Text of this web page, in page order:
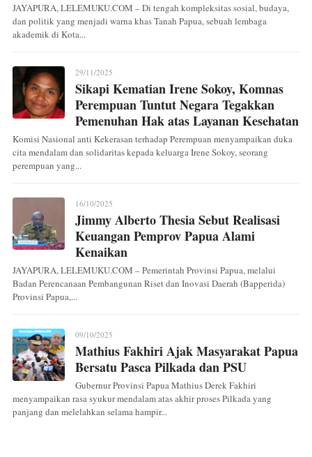
JAYAPURA, LELEMUKU.COM – Di tengah kompleksitas sosial, budaya,
dan politik yang menjadi warna khas Tanah Papua, sebuah lembaga
akademik di Kota...
29/11/2025
Sikapi Kematian Irene Sokoy, Komnas
Perempuan Tuntut Negara Tegakkan
Pemenuhan Hak atas Layanan Kesehatan
Komisi Nasional anti Kekerasan terhadap Perempuan menyampaikan duka
cita mendalam dan solidaritas kepada keluarga Irene Sokoy, seorang
perempuan yang...
16/10/2025
Jimmy Alberto Thesia Sebut Realisasi
Keuangan Pemprov Papua Alami
Kenaikan
JAYAPURA, LELEMUKU.COM – Pemerintah Provinsi Papua, melalui
Badan Perencanaan Pembangunan Riset dan Inovasi Daerah (Bapperida)
Provinsi Papua,...
09/10/2025
Mathius Fakhiri Ajak Masyarakat Papua
Bersatu Pasca Pilkada dan PSU
Gubernur Provinsi Papua Mathius Derek Fakhiri
menyampaikan rasa syukur mendalam atas akhir proses Pilkada yang
panjang dan melelahkan selama hampir...